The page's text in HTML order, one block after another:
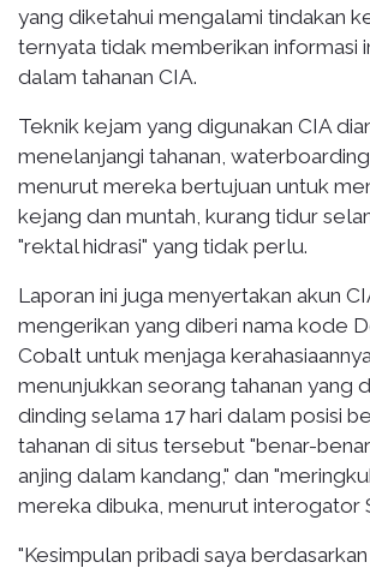
yang diketahui mengalami tindakan
ternyata tidak memberikan informasi
dalam tahanan CIA.
Teknik kejam yang digunakan CIA
menelanjangi tahanan,
menurut mereka bertujuan untuk
kejang dan muntah, kurang tidur
"rektal hidrasi" yang tidak perlu.
Laporan ini juga menyertakan akun
mengerikan yang diberi nama kode
Cobalt untuk menjaga
menunjukkan seorang tahanan yang
dinding selama 17 hari dalam posisi
tahanan di situs tersebut "benar-
anjing dalam kandang," dan
mereka dibuka, menurut interogator
"Kesimpulan pribadi saya